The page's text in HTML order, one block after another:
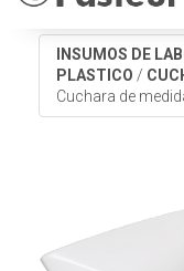
INSUMOS DE
PLASTICO /
Cuchara de